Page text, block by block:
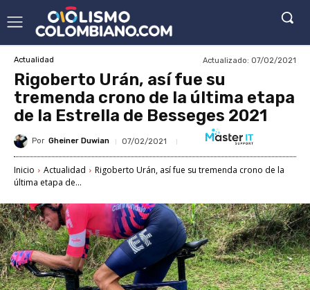
Actualidad Actualizado: 07/02/2021
Rigoberto Urán, así fue su
tremenda crono de la última etapa
de la Estrella de Besseges 2021
Por Gheiner Duwian 07/02/2021
Inicio Actualidad
Rigoberto Urán, así fue su tremenda crono de la
última etapa de...